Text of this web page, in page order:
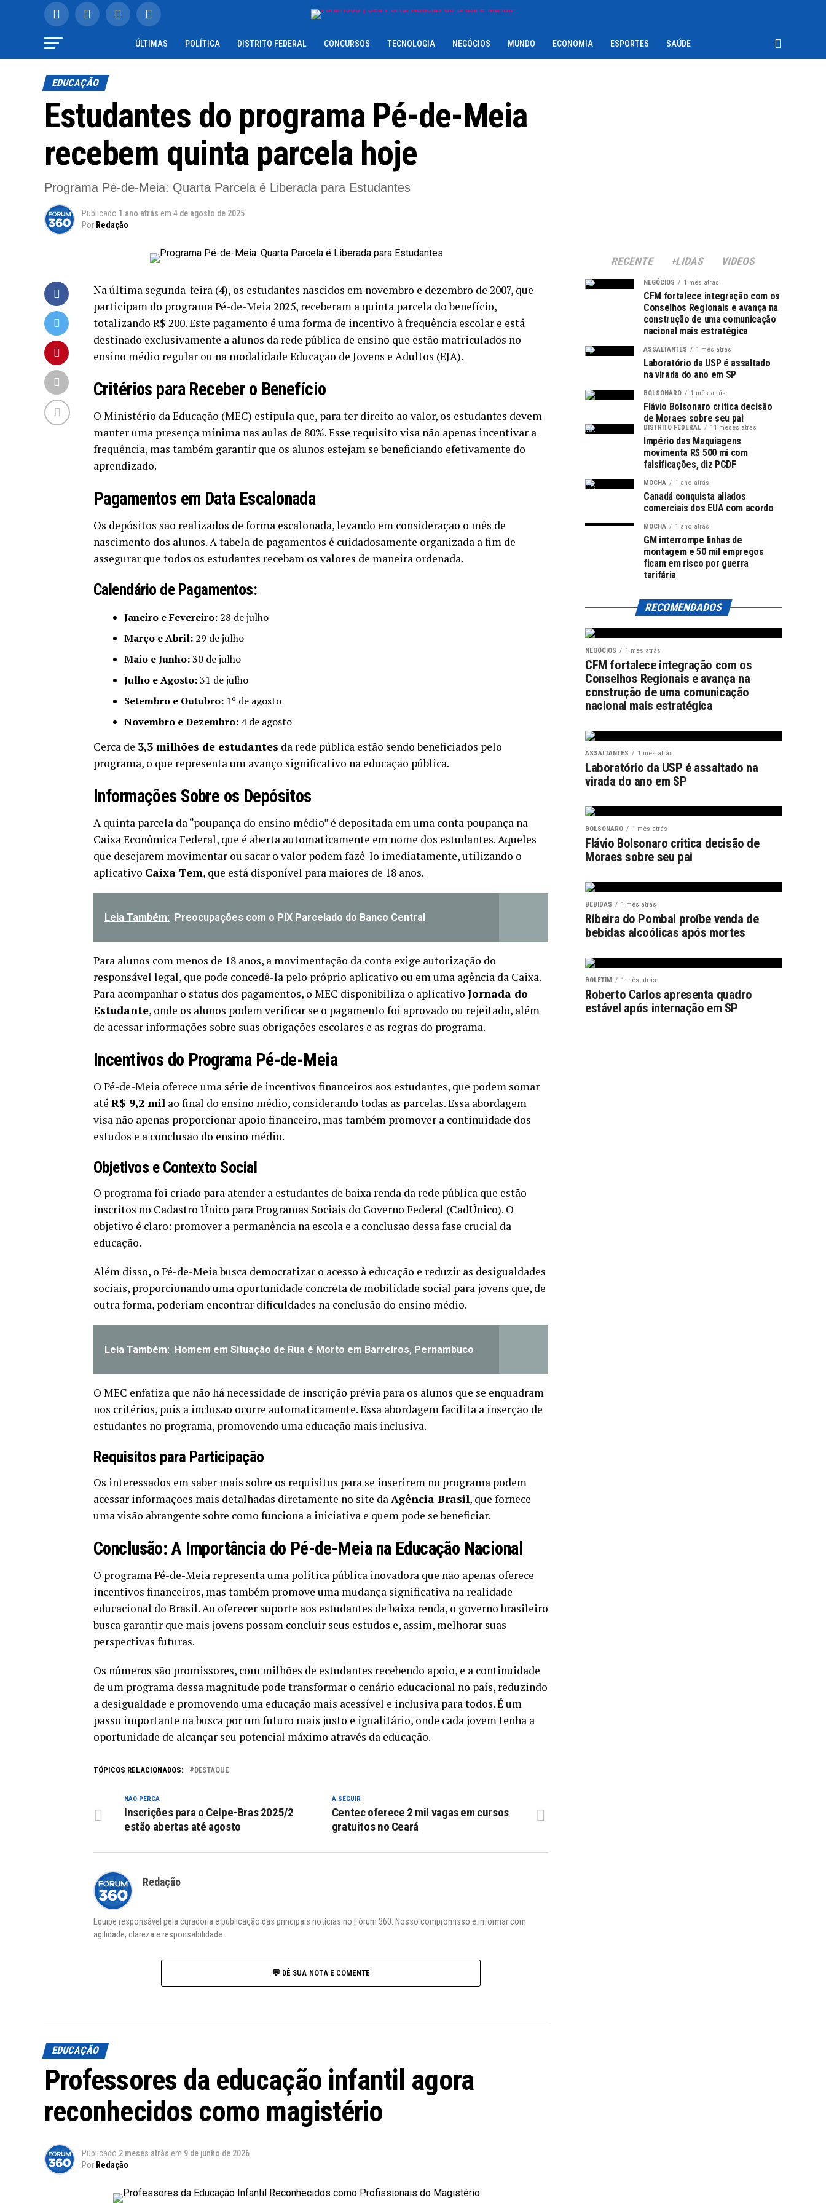
ÚLTIMAS POLÍTICA DISTRITO FEDERAL CONCURSOS TECNOLOGIA NEGÓCIOS MUNDO ECONOMIA ESPORTES SAÚDE
EDUCAÇÃO
Estudantes do programa Pé-de-Meia
recebem quinta parcela hoje
Programa Pé-de-Meia: Quarta Parcela é Liberada para Estudantes
Publicado 1 ano atrás em 4 de agosto de 2025
Por Redação
Na última segunda-feira (4), os estudantes nascidos em novembro e dezembro de 2007, que
participam do programa Pé-de-Meia 2025, receberam a quinta parcela do benefício,
totalizando R$ 200. Este pagamento é uma forma de incentivo à frequência escolar e está
destinado exclusivamente a alunos da rede pública de ensino que estão matriculados no
ensino médio regular ou na modalidade Educação de Jovens e Adultos (EJA).
Critérios para Receber o Benefício
O Ministério da Educação (MEC) estipula que, para ter direito ao valor, os estudantes devem
manter uma presença mínima nas aulas de 80%. Esse requisito visa não apenas incentivar a
frequência, mas também garantir que os alunos estejam se beneficiando efetivamente do
aprendizado.
Pagamentos em Data Escalonada
Os depósitos são realizados de forma escalonada, levando em consideração o mês de
nascimento dos alunos. A tabela de pagamentos é cuidadosamente organizada a fim de
assegurar que todos os estudantes recebam os valores de maneira ordenada.
Calendário de Pagamentos:
Janeiro e Fevereiro: 28 de julho
Março e Abril: 29 de julho
Maio e Junho:30 de julho
Julho e Agosto:31 de julho
Setembro e Outubro: 1º de agosto
Novembro e Dezembro: 4 de agosto
Cerca de 3,3 milhões de estudantes da rede pública estão sendo beneficiados pelo
programa, o que representa um avanço significativo na educação pública.
Informações Sobre os Depósitos
A quinta parcela da “poupança do ensino médio” é depositada em uma conta poupança na
Caixa Econômica Federal, que é aberta automaticamente em nome dos estudantes. Aqueles
que desejarem movimentar ou sacar o valor podem fazê-lo imediatamente, utilizando o
aplicativo Caixa Tem, que está disponível para maiores de 18 anos.
Leia Também: Preocupações com o PIX Parcelado do Banco Central
Para alunos com menos de 18 anos, a movimentação da conta exige autorização do
responsável legal, que pode concedê-la pelo próprio aplicativo ou em uma agência da Caixa.
Para acompanhar o status dos pagamentos, o MEC disponibiliza o aplicativo Jornada do
Estudante, onde os alunos podem verificar se o pagamento foi aprovado ou rejeitado, além
de acessar informações sobre suas obrigações escolares e as regras do programa.
Incentivos do Programa Pé-de-Meia
O Pé-de-Meia oferece uma série de incentivos financeiros aos estudantes, que podem somar
até R$ 9,2 mil ao final do ensino médio, considerando todas as parcelas. Essa abordagem
visa não apenas proporcionar apoio financeiro, mas também promover a continuidade dos
estudos e a conclusão do ensino médio.
Objetivos e Contexto Social
O programa foi criado para atender a estudantes de baixa renda da rede pública que estão
inscritos no Cadastro Único para Programas Sociais do Governo Federal (CadÚnico). O
objetivo é claro: promover a permanência na escola e a conclusão dessa fase crucial da
educação.
Além disso, o Pé-de-Meia busca democratizar o acesso à educação e reduzir as desigualdades
sociais, proporcionando uma oportunidade concreta de mobilidade social para jovens que, de
outra forma, poderiam encontrar dificuldades na conclusão do ensino médio.
Leia Também: Homem em Situação de Rua é Morto em Barreiros, Pernambuco
O MEC enfatiza que não há necessidade de inscrição prévia para os alunos que se enquadram
nos critérios, pois a inclusão ocorre automaticamente. Essa abordagem facilita a inserção de
estudantes no programa, promovendo uma educação mais inclusiva.
Requisitos para Participação
Os interessados em saber mais sobre os requisitos para se inserirem no programa podem
acessar informações mais detalhadas diretamente no site daAgência Brasil, que fornece
uma visão abrangente sobre como funciona a iniciativa e quem pode se beneficiar.
Conclusão: A Importância do Pé-de-Meia na Educação Nacional
O programa Pé-de-Meia representa uma política pública inovadora que não apenas oferece
incentivos financeiros, mas também promove uma mudança significativa na realidade
educacional do Brasil. Ao oferecer suporte aos estudantes de baixa renda, o governo brasileiro
busca garantir que mais jovens possam concluir seus estudos e, assim, melhorar suas
perspectivas futuras.
Os números são promissores, com milhões de estudantes recebendo apoio, e a continuidade
de um programa dessa magnitude pode transformar o cenário educacional no país, reduzindo
a desigualdade e promovendo uma educação mais acessível e inclusiva para todos. É um
passo importante na busca por um futuro mais justo e igualitário, onde cada jovem tenha a
oportunidade de alcançar seu potencial máximo através da educação.
TÓPICOS RELACIONADOS: DESTAQUE
A SEGUIR
Centec oferece 2 mil vagas em cursos
gratuitos no Ceará
NÃO PERCA
Inscrições para o Celpe-Bras 2025/2
estão abertas até agosto
Redação
Equipe responsável pela curadoria e publicação das principais notícias no Fórum 360. Nosso compromisso é informar com
agilidade, clareza e responsabilidade.
💬 DÊ SUA NOTA E COMENTE
EDUCAÇÃO
Professores da educação infantil agora
reconhecidos como magistério
Publicado 2 meses atrás em 9 de junho de 2026
Por Redação
RECENTE +LIDAS VIDEOS
NEGÓCIOS 1 mês atrás
CFM fortalece integração com os
Conselhos Regionais e avança na
construção de uma comunicação
nacional mais estratégica
ASSALTANTES 1 mês atrás
Laboratório da USP é assaltado
na virada do ano em SP
BOLSONARO 1 mês atrás
Flávio Bolsonaro critica decisão
de Moraes sobre seu pai
DISTRITO FEDERAL 11 meses atrás
Império das Maquiagens
movimenta R$ 500 mi com
falsificações, diz PCDF
MOCHA 1 ano atrás
Canadá conquista aliados
comerciais dos EUA com acordo
MOCHA 1 ano atrás
GM interrompe linhas de
montagem e 50 mil empregos
ficam em risco por guerra
tarifária
RECOMENDADOS
NEGÓCIOS 1 mês atrás
CFM fortalece integração com os
Conselhos Regionais e avança na
construção de uma comunicação
nacional mais estratégica
ASSALTANTES 1 mês atrás
Laboratório da USP é assaltado na
virada do ano em SP
BOLSONARO 1 mês atrás
Flávio Bolsonaro critica decisão de
Moraes sobre seu pai
BEBIDAS 1 mês atrás
Ribeira do Pombal proíbe venda de
bebidas alcoólicas após mortes
BOLETIM 1 mês atrás
Roberto Carlos apresenta quadro
estável após internação em SP